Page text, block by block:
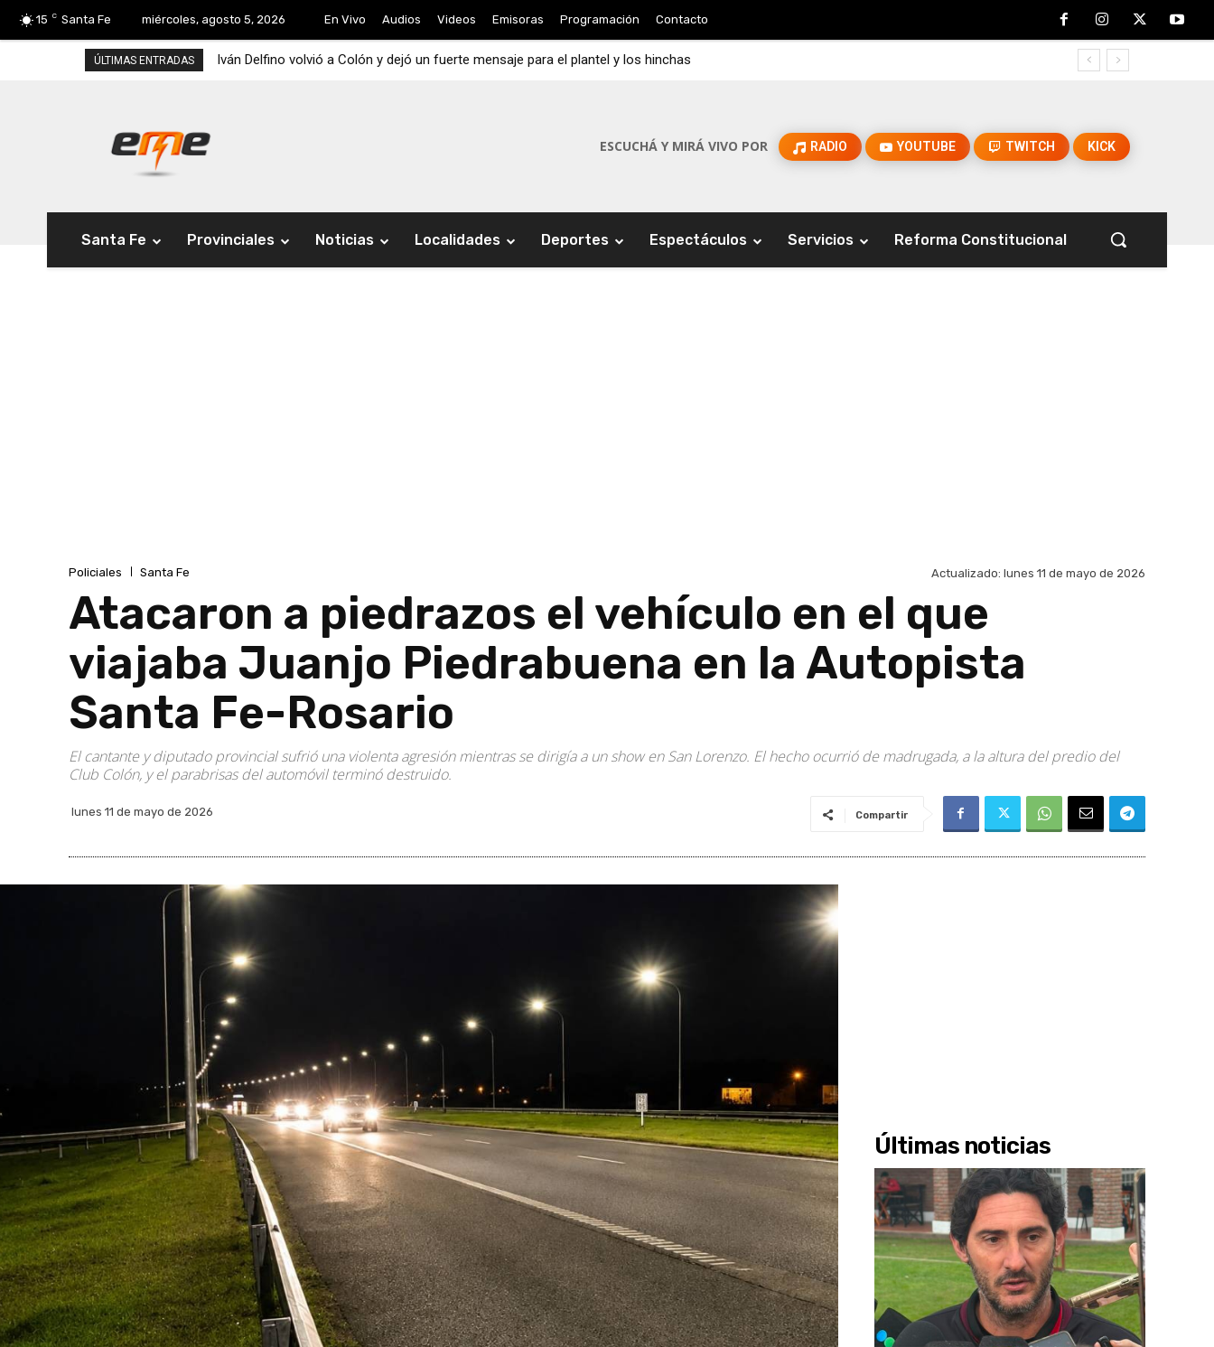
15 C Santa Fe miércoles, agosto 5, 2026 En Vivo Audios Videos Emisoras Programación Contacto
ÚLTIMAS ENTRADAS Iván Delfino volvió a Colón y dejó un fuerte mensaje para el plantel y los hinchas
ESCUCHÁ Y MIRÁ VIVO POR RADIO YOUTUBE TWITCH KICK
Santa Fe Provinciales Noticias Localidades Deportes Espectáculos Servicios Reforma Constitucional
Policiales Santa Fe Actualizado: lunes 11 de mayo de 2026
Atacaron a piedrazos el vehículo en el que
viajaba Juanjo Piedrabuena en la Autopista
Santa Fe-Rosario
El cantante y diputado provincial sufrió una violenta agresión mientras se dirigía a un show en San Lorenzo. El hecho ocurrió de madrugada, a la altura del predio del
Club Colón, y el parabrisas del automóvil terminó destruido.
lunes 11 de mayo de 2026 Compartir
Últimas noticias